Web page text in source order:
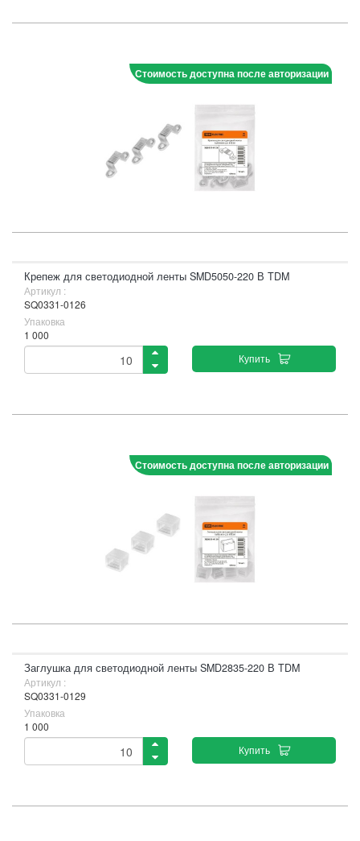
Стоимость доступна после авторизации
Крепеж для светодиодной ленты SMD5050-220 В TDM
Артикул :
SQ0331-0126
Упаковка
1 000
Купить
Стоимость доступна после авторизации
Заглушка для светодиодной ленты SMD2835-220 В TDM
Артикул :
SQ0331-0129
Упаковка
1 000
Купить